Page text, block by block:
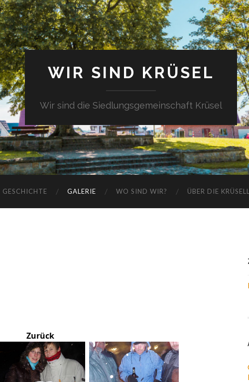
WIR SIND KRÜSEL
Wir sind die Siedlungsgemeinschaft Krüsel
GESCHICHTE GALERIE WO SIND WIR? ÜBER DIE
Zurück